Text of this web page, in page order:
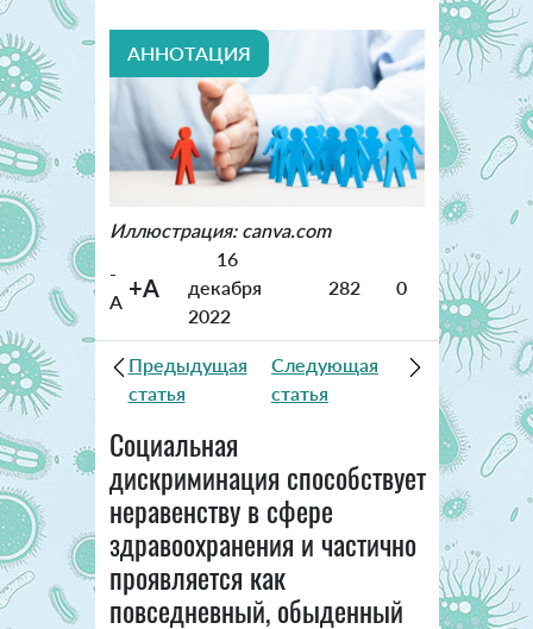
АННОТАЦИЯ
Иллюстрация: canva.com
-
A +A
16
декабря
2022
282 0
Предыдущая
статья
Следующая
статья
Социальная
дискриминация способствует
неравенству в сфере
здравоохранения и частично
проявляется как
повседневный, обыденный